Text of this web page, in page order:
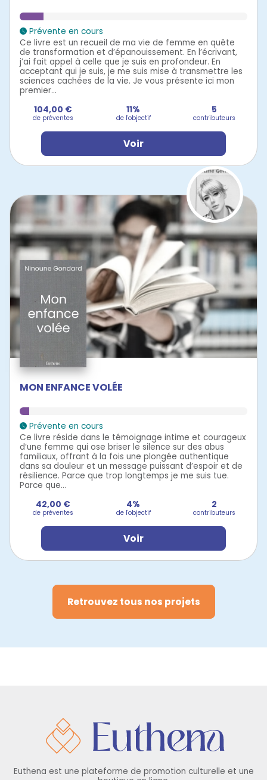
Prévente en cours
Ce livre est un recueil de ma vie de femme en quête
de transformation et d’épanouissement. En l’écrivant,
j’ai fait appel à celle que je suis en profondeur. En
acceptant qui je suis, je me suis mise à transmettre les
sciences cachées de la vie. Je vous présente ici mon
premier...
104,00 €
de préventes
11%
de l'objectif
5
contributeurs
Voir
MON ENFANCE VOLÉE
Prévente en cours
Ce livre réside dans le témoignage intime et courageux
d’une femme qui ose briser le silence sur des abus
familiaux, offrant à la fois une plongée authentique
dans sa douleur et un message puissant d’espoir et de
résilience. Parce que trop longtemps je me suis tue.
Parce que...
42,00 €
de préventes
4%
de l'objectif
2
contributeurs
Voir
Retrouvez tous nos projets
Euthena est une plateforme de promotion culturelle et une